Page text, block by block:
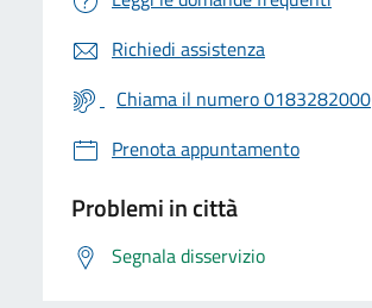
Richiedi assistenza
Chiama il numero 0183282000
Prenota appuntamento
Problemi in città
Segnala disservizio